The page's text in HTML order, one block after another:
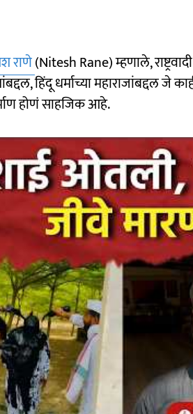
राणे(Nitesh Rane) म्हणाले,
हिंदू धर्माच्या महाराजांबद्दल जे
होणं साहजिक आहे.